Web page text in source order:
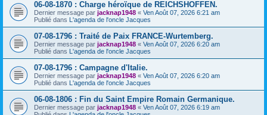
06-08-1870 : Charge héroïque de REICHSHOFFEN.
Dernier message par jacknap1948 « Ven Août 07, 2026 6:21 am
Publié dans L'agenda de l'oncle Jacques
07-08-1796 : Traité de Paix FRANCE-Wurtemberg.
Dernier message par jacknap1948 « Ven Août 07, 2026 6:20 am
Publié dans L'agenda de l'oncle Jacques
07-08-1796 : Campagne d'Italie.
Dernier message par jacknap1948 « Ven Août 07, 2026 6:20 am
Publié dans L'agenda de l'oncle Jacques
06-08-1806 : Fin du Saint Empire Romain Germanique.
Dernier message par jacknap1948 « Ven Août 07, 2026 6:19 am